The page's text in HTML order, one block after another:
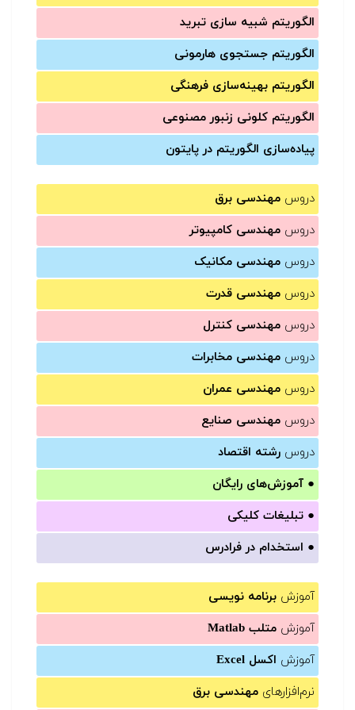
الگوریتم شبیه سازی تبرید
الگوریتم جستجوی هارمونی
الگوریتم بهینه‌سازی فرهنگی
الگوریتم کلونی زنبور مصنوعی
پیاده‌سازی الگوریتم در پایتون
دروس مهندسی برق
دروس مهندسی کامپیوتر
دروس مهندسی مکانیک
دروس مهندسی قدرت
دروس مهندسی کنترل
دروس مهندسی مخابرات
دروس مهندسی عمران
دروس مهندسی صنایع
دروس رشته اقتصاد
● آموزش‌های رایگان
● تبلیغات کلیکی
● استخدام در فرادرس
آموزش برنامه نویسی
آموزش متلب Matlab
آموزش اکسل Excel
نرم‌افزارهای مهندسی برق